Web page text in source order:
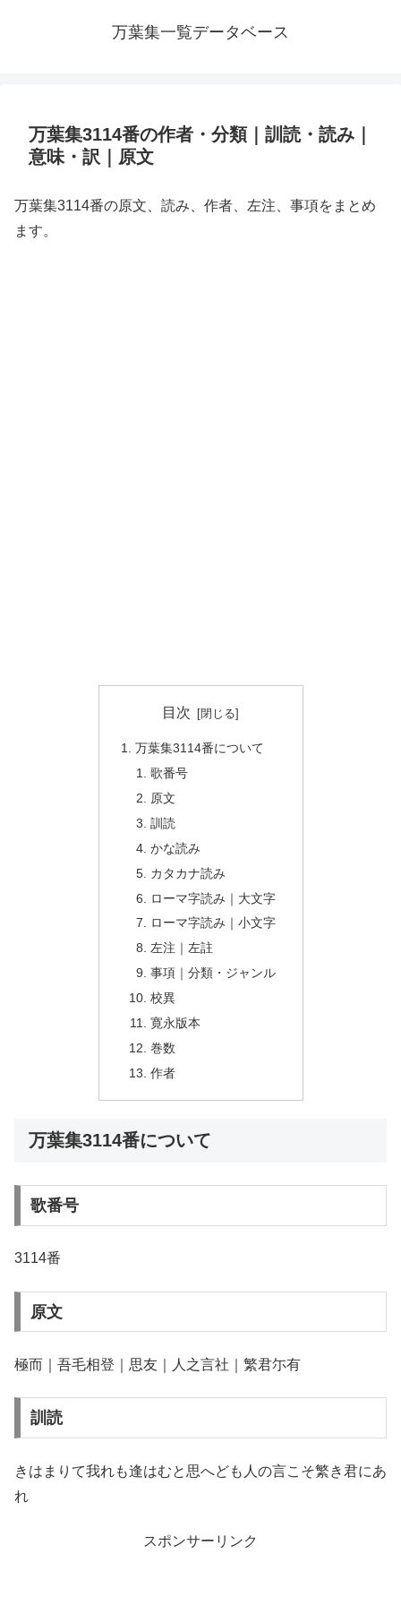
万葉集一覧データベース
万葉集3114番の作者・分類｜訓読・読み｜
意味・訳｜原文
万葉集3114番の原文、読み、作者、左注、事項をまとめ
ます。
目次
万葉集3114番について
歌番号
原文
訓読
かな読み
カタカナ読み
ローマ字読み｜大文字
ローマ字読み｜小文字
左注｜左註
事項｜分類・ジャンル
校異
寛永版本
巻数
作者
万葉集3114番について
歌番号
3114番
原文
極而｜吾毛相登｜思友｜人之言社｜繁君尓有
訓読
きはまりて我れも逢はむと思へども人の言こそ繁き君にあ
れ
スポンサーリンク